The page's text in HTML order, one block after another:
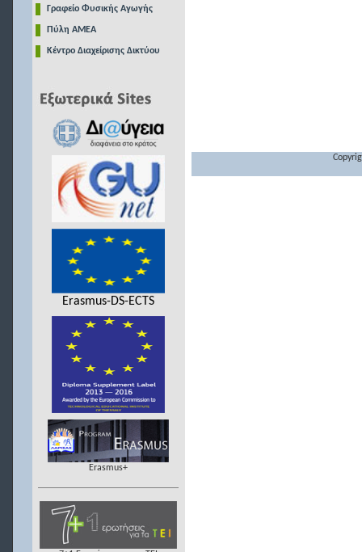
Γραφείο Φυσικής Αγωγής
Πύλη ΑΜΕΑ
Κέντρο Διαχείρισης Δικτύου
Erasmus-DS-ECTS
Erasmus+